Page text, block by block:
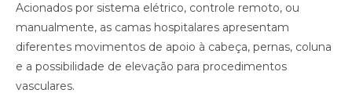
Acionados por sistema elétrico, controle remoto, ou
manualmente, as camas hospitalares apresentam
diferentes movimentos de apoio à cabeça, pernas, coluna
e a possibilidade de elevação para procedimentos
vasculares.